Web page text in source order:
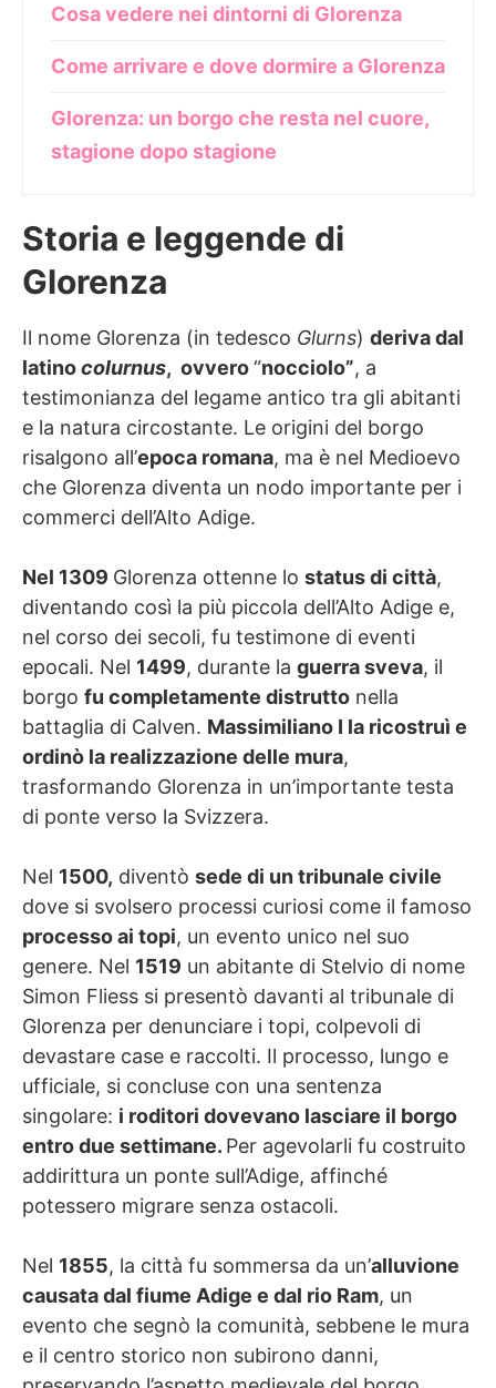
Cosa vedere nei dintorni di Glorenza
Come arrivare e dove dormire a Glorenza
Glorenza: un borgo che resta nel cuore,
stagione dopo stagione
Storia e leggende di
Glorenza
Il nome Glorenza (in tedesco Glurns) deriva dal
latinocolurnus, ovvero“nocciolo”, a
testimonianza del legame antico tra gli abitanti
e la natura circostante. Le origini del borgo
risalgono all’epoca romana, ma è nel Medioevo
che Glorenza diventa un nodo importante per i
commerci dell’Alto Adige.
Nel 1309 Glorenza ottenne lo status di città,
diventando così la più piccola dell’Alto Adige e,
nel corso dei secoli, fu testimone di eventi
epocali. Nel 1499, durante la guerra sveva, il
borgo fu completamente distrutto nella
battaglia di Calven. Massimiliano I la ricostruì e
ordinò la realizzazione delle mura,
trasformando Glorenza in un’importante testa
di ponte verso la Svizzera.
Nel 1500, diventò sede di un tribunale civile
dove si svolsero processi curiosi come il famoso
processo ai topi, un evento unico nel suo
genere. Nel 1519 un abitante di Stelvio di nome
Simon Fliess si presentò davanti al tribunale di
Glorenza per denunciare i topi, colpevoli di
devastare case e raccolti. Il processo, lungo e
ufficiale, si concluse con una sentenza
singolare: i roditori dovevano lasciare il borgo
entro due settimane. Per agevolarli fu costruito
addirittura un ponte sull’Adige, affinché
potessero migrare senza ostacoli.
Nel 1855, la città fu sommersa da un’alluvione
causata dal fiume Adige e dal rio Ram, un
evento che segnò la comunità, sebbene le mura
e il centro storico non subirono danni,